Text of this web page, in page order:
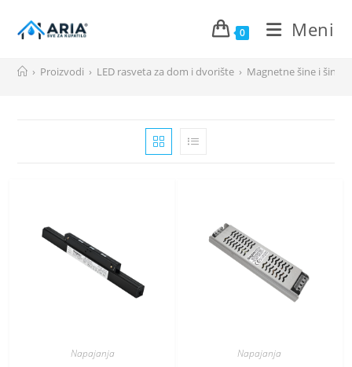
Preskoči
0 Meni
› Proizvodi › LED rasveta za dom i dvorište › Magnetne šine i
Napajanja Napajanja